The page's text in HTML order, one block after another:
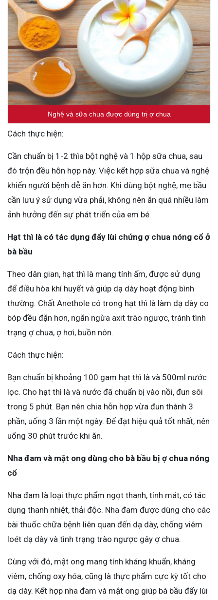
Nghệ và sữa chua được dùng trị ợ chua
Cách thực hiện:
Cần chuẩn bị 1-2 thìa bột nghệ và 1 hộp sữa chua, sau
đó trộn đều hỗn hợp này. Việc kết hợp sữa chua và nghệ
khiến người bệnh dễ ăn hơn. Khi dùng bột nghệ, mẹ bầu
cần lưu ý sử dụng vừa phải, không nên ăn quá nhiều làm
ảnh hưởng đến sự phát triển của em bé.
Hạt thì là có tác dụng đẩy lùi chứng ợ chua nóng cổ ở
bà bầu
Theo dân gian, hạt thì là mang tính ấm, được sử dụng
để điều hòa khí huyết và giúp dạ dày hoạt động bình
thường. Chất Anethole có trong hạt thì là làm dạ dày co
bóp đều đặn hơn, ngăn ngừa axit trào ngược, tránh tình
trạng ợ chua, ợ hơi, buồn nôn.
Cách thực hiện:
Bạn chuẩn bị khoảng 100 gam hạt thì là và 500ml nước
lọc. Cho hạt thì là và nước đã chuẩn bị vào nồi, đun sôi
trong 5 phút. Bạn nên chia hỗn hợp vừa đun thành 3
phần, uống 3 lần một ngày. Để đạt hiệu quả tốt nhất, nên
uống 30 phút trước khi ăn.
Nha đam và mật ong dùng cho bà bầu bị ợ chua nóng
cổ
Nha đam là loại thực phẩm ngọt thanh, tính mát, có tác
dụng thanh nhiệt, thải độc. Nha đam được dùng cho các
bài thuốc chữa bệnh liên quan đến dạ dày, chống viêm
loét dạ dày và tình trạng trào ngược gây ợ chua.
Cùng với đó, mật ong mang tính kháng khuẩn, kháng
viêm, chống oxy hóa, cũng là thực phẩm cực kỳ tốt cho
dạ dày. Kết hợp nha đam và mật ong giúp bà bầu đẩy lùi